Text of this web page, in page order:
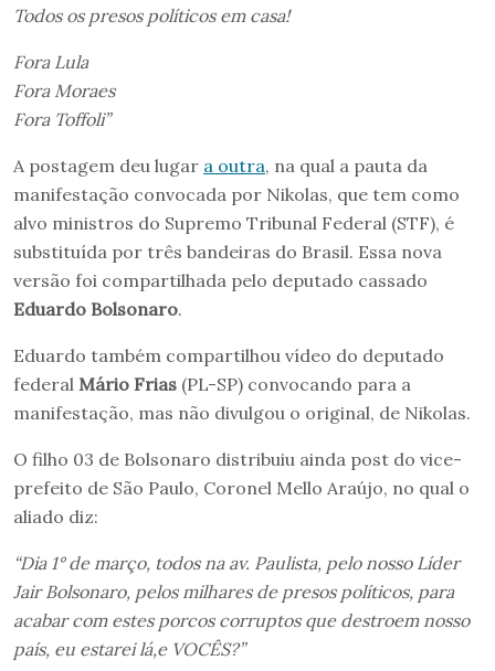
Todos os presos políticos em casa!
Fora Lula
Fora Moraes
Fora Toffoli”
A postagem deu lugar a outra, na qual a pauta da
manifestação convocada por Nikolas, que tem como
alvo ministros do Supremo Tribunal Federal (STF), é
substituída por três bandeiras do Brasil. Essa nova
versão foi compartilhada pelo deputado cassado
Eduardo Bolsonaro.
Eduardo também compartilhou vídeo do deputado
federal Mário Frias (PL-SP) convocando para a
manifestação, mas não divulgou o original, de Nikolas.
O filho 03 de Bolsonaro distribuiu ainda post do vice-
prefeito de São Paulo, Coronel Mello Araújo, no qual o
aliado diz:
“Dia 1° de março, todos na av. Paulista, pelo nosso Líder
Jair Bolsonaro, pelos milhares de presos políticos, para
acabar com estes porcos corruptos que destroem nosso
país, eu estarei lá,e VOCÊS?”